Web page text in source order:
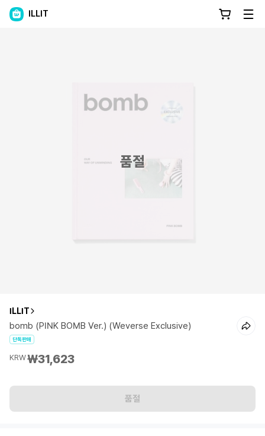
ILLIT
품절
ILLIT
bomb (PINK BOMB Ver.) (Weverse Exclusive)
단독판매
KRW₩31,623
품절